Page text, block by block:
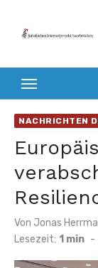
Inhalt
NACHRICHTEN
Von Jonas
Lesezeit: 1 min -